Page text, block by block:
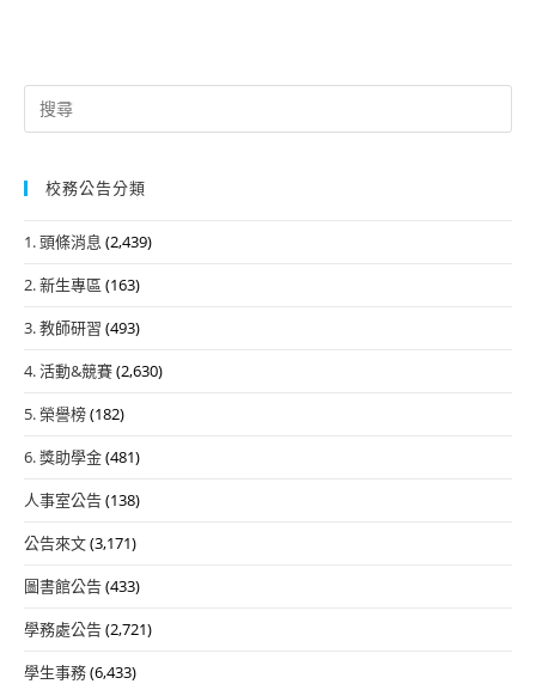
Search
for:
校務公告分類
1. 頭條消息 (2,439)
2. 新生專區 (163)
3. 教師研習 (493)
4. 活動&競賽(2,630)
5. 榮譽榜(182)
6. 獎助學金(481)
人事室公告(138)
公告來文(3,171)
圖書館公告(433)
學務處公告(2,721)
學生事務(6,433)